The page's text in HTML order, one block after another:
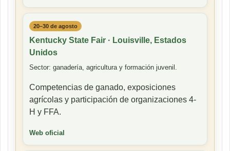
20–30 de agosto
Kentucky State Fair · Louisville, Estados
Unidos
Sector: ganadería, agricultura y formación juvenil.
Competencias de ganado, exposiciones
agrícolas y participación de organizaciones 4-
H y FFA.
Web oficial